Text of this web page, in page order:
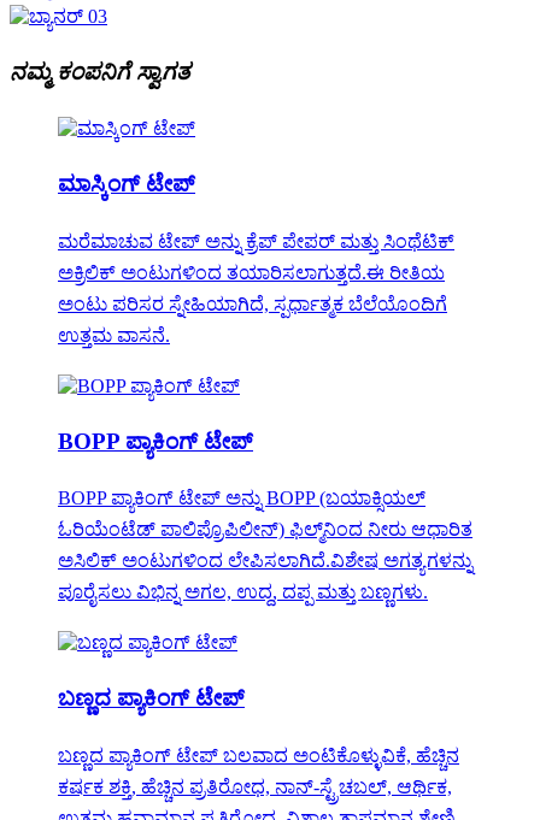
ನಮ್ಮ ಕಂಪನಿಗೆ ಸ್ವಾಗತ
ಮಾಸ್ಕಿಂಗ್ ಟೇಪ್
ಮರೆಮಾಚುವ ಟೇಪ್ ಅನ್ನು ಕ್ರೆಪ್ ಪೇಪರ್ ಮತ್ತು ಸಿಂಥೆಟಿಕ್
ಅಕ್ರಿಲಿಕ್ ಅಂಟುಗಳಿಂದ ತಯಾರಿಸಲಾಗುತ್ತದೆ.ಈ ರೀತಿಯ
ಅಂಟು ಪರಿಸರ ಸ್ನೇಹಿಯಾಗಿದೆ, ಸ್ಪರ್ಧಾತ್ಮಕ ಬೆಲೆಯೊಂದಿಗೆ
ಉತ್ತಮ ವಾಸನೆ.
BOPP ಪ್ಯಾಕಿಂಗ್ ಟೇಪ್
BOPP ಪ್ಯಾಕಿಂಗ್ ಟೇಪ್ ಅನ್ನು BOPP (ಬಯಾಕ್ಸಿಯಲ್
ಓರಿಯೆಂಟೆಡ್ ಪಾಲಿಪ್ರೊಪಿಲೀನ್) ಫಿಲ್ಮ್‌ನಿಂದ ನೀರು ಆಧಾರಿತ
ಅಸಿಲಿಕ್ ಅಂಟುಗಳಿಂದ ಲೇಪಿಸಲಾಗಿದೆ.ವಿಶೇಷ ಅಗತ್ಯಗಳನ್ನು
ಪೂರೈಸಲು ವಿಭಿನ್ನ ಅಗಲ, ಉದ್ದ, ದಪ್ಪ ಮತ್ತು ಬಣ್ಣಗಳು.
ಬಣ್ಣದ ಪ್ಯಾಕಿಂಗ್ ಟೇಪ್
ಬಣ್ಣದ ಪ್ಯಾಕಿಂಗ್ ಟೇಪ್ ಬಲವಾದ ಅಂಟಿಕೊಳ್ಳುವಿಕೆ, ಹೆಚ್ಚಿನ
ಕರ್ಷಕ ಶಕ್ತಿ, ಹೆಚ್ಚಿನ ಪ್ರತಿರೋಧ, ನಾನ್-ಸ್ಟ್ರೆಚಬಲ್, ಆರ್ಥಿಕ,